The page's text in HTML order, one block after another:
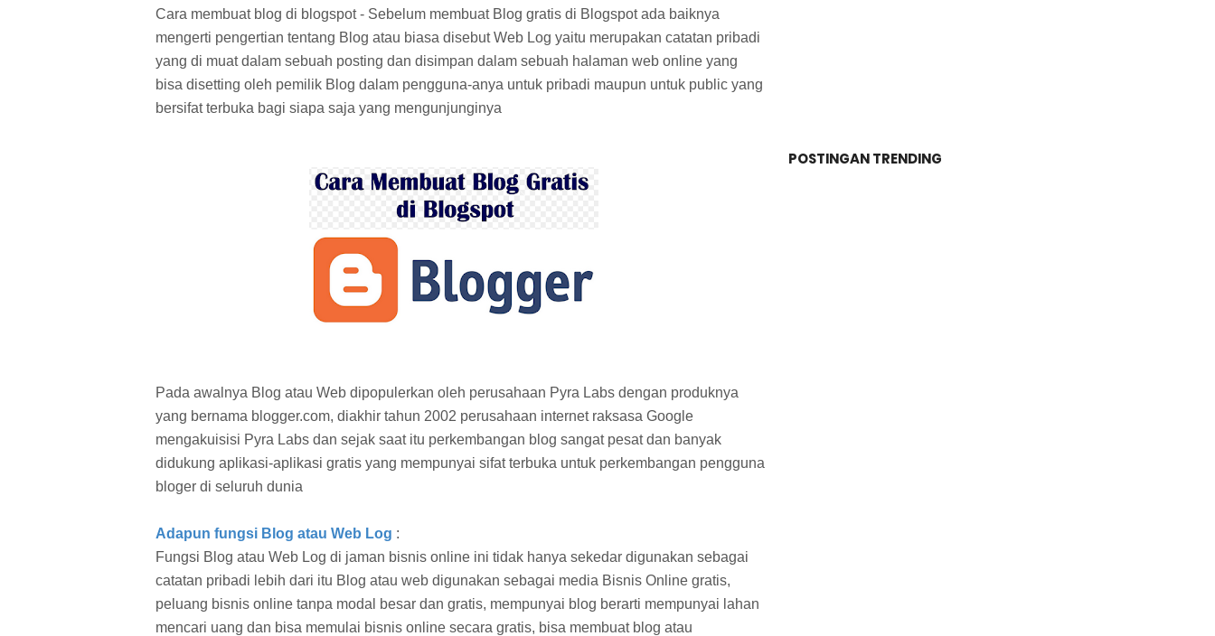
Cara membuat blog di blogspot - Sebelum membuat Blog gratis di Blogspot ada baiknya
mengerti pengertian tentang Blog atau biasa disebut Web Log yaitu merupakan catatan pribadi
yang di muat dalam sebuah posting dan disimpan dalam sebuah halaman web online yang
bisa disetting oleh pemilik Blog dalam pengguna-anya untuk pribadi maupun untuk public yang
bersifat terbuka bagi siapa saja yang mengunjunginya
Pada awalnya Blog atau Web dipopulerkan oleh perusahaan Pyra Labs dengan produknya
yang bernama blogger.com, diakhir tahun 2002 perusahaan internet raksasa Google
mengakuisisi Pyra Labs dan sejak saat itu perkembangan blog sangat pesat dan banyak
didukung aplikasi-aplikasi gratis yang mempunyai sifat terbuka untuk perkembangan pengguna
bloger di seluruh dunia
Adapun fungsi Blog atau Web Log :
Fungsi Blog atau Web Log di jaman bisnis online ini tidak hanya sekedar digunakan sebagai
catatan pribadi lebih dari itu Blog atau web digunakan sebagai media Bisnis Online gratis,
peluang bisnis online tanpa modal besar dan gratis, mempunyai blog berarti mempunyai lahan
mencari uang dan bisa memulai bisnis online secara gratis, bisa membuat blog atau
POSTINGAN TRENDING